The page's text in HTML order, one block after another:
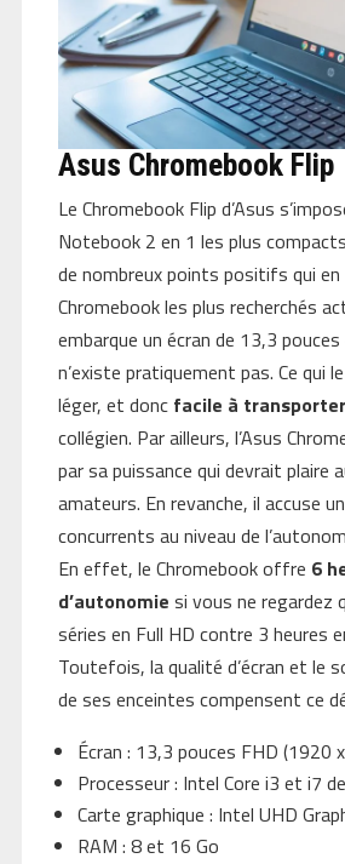
Asus Chromebook Flip
Le Chromebook Flip d’Asus
Notebook 2 en 1 les plus
de nombreux points positifs qui en
Chromebook les plus recherchés
embarque un écran de 13,3
n’existe pratiquement pas. Ce qui
léger, et donc facile à transporter
collégien. Par ailleurs, l’Asus
par sa puissance qui devrait plaire
amateurs. En revanche, il accuse
concurrents au niveau de
En effet, le Chromebook offre 6
d’autonomie si vous ne regardez
séries en Full HD contre 3 heures
Toutefois, la qualité d’écran et le
de ses enceintes compensent ce
Écran : 13,3 pouces FHD (1920
Processeur : Intel Core i3 et i7
Carte graphique : Intel UHD
RAM : 8 et 16 Go